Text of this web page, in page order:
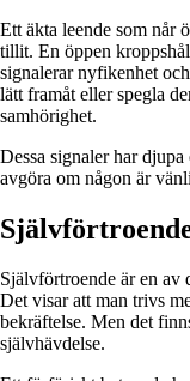
Ett äkta leende som når
tillit. En öppen
signalerar nyfikenhet
lätt framåt eller spegla
samhörighet.
Dessa signaler har
avgöra om någon är
Självförtroende är en av
Det visar att man trivs
bekräftelse. Men det
självhävdelse.